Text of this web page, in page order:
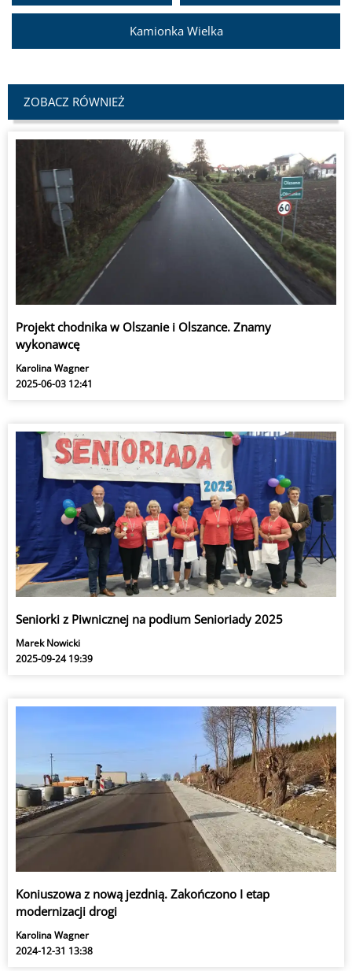
Kamionka Wielka
ZOBACZ RÓWNIEŻ
Projekt chodnika w Olszanie i Olszance. Znamy
wykonawcę
Karolina Wagner
2025-06-03 12:41
Seniorki z Piwnicznej na podium Senioriady 2025
Marek Nowicki
2025-09-24 19:39
Koniuszowa z nową jezdnią. Zakończono I etap
modernizacji drogi
Karolina Wagner
2024-12-31 13:38